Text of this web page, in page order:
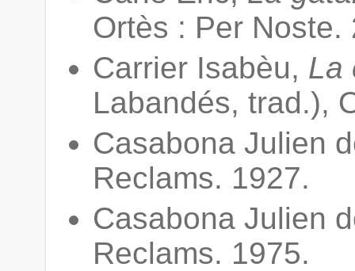
Ortès : Per Noste.
Carrier Isabèu, La
Labandés, trad.),
Casabona Julien
Reclams. 1927.
Casabona Julien
Reclams. 1975.